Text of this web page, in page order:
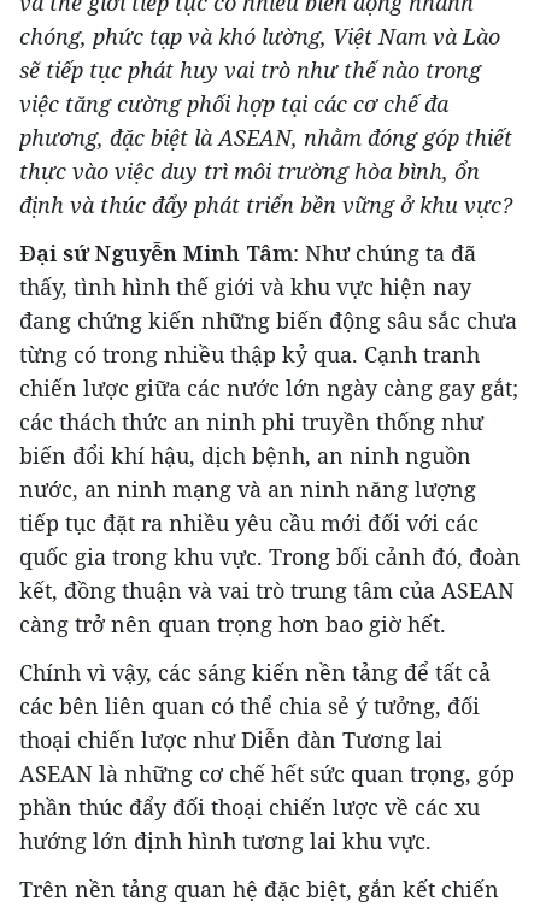
chóng, phức tạp và khó lường, Việt Nam và Lào
sẽ tiếp tục phát huy vai trò như thế nào trong
việc tăng cường phối hợp tại các cơ chế đa
phương, đặc biệt là ASEAN, nhằm đóng góp thiết
thực vào việc duy trì môi trường hòa bình, ổn
định và thúc đẩy phát triển bền vững ở khu vực?
Đại sứ Nguyễn Minh Tâm: Như chúng ta đã
thấy, tình hình thế giới và khu vực hiện nay
đang chứng kiến những biến động sâu sắc chưa
từng có trong nhiều thập kỷ qua. Cạnh tranh
chiến lược giữa các nước lớn ngày càng gay gắt;
các thách thức an ninh phi truyền thống như
biến đổi khí hậu, dịch bệnh, an ninh nguồn
nước, an ninh mạng và an ninh năng lượng
tiếp tục đặt ra nhiều yêu cầu mới đối với các
quốc gia trong khu vực. Trong bối cảnh đó, đoàn
kết, đồng thuận và vai trò trung tâm của ASEAN
càng trở nên quan trọng hơn bao giờ hết.
Chính vì vậy, các sáng kiến nền tảng để tất cả
các bên liên quan có thể chia sẻ ý tưởng, đối
thoại chiến lược như Diễn đàn Tương lai
ASEAN là những cơ chế hết sức quan trọng, góp
phần thúc đẩy đối thoại chiến lược về các xu
hướng lớn định hình tương lai khu vực.
Trên nền tảng quan hệ đặc biệt, gắn kết chiến